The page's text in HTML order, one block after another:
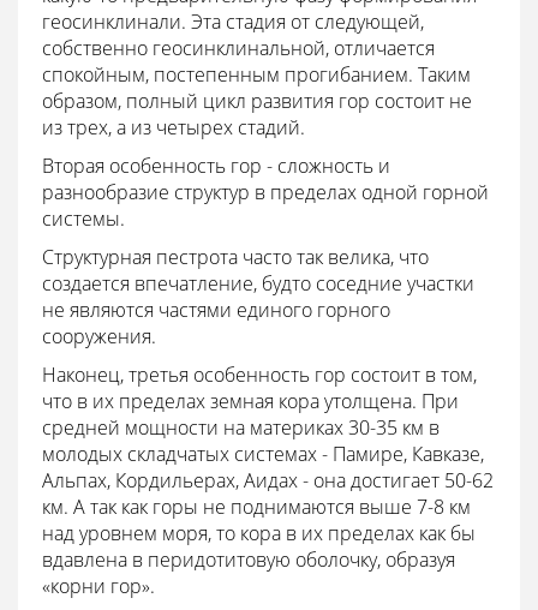
геосинклинали. Эта стадия от следующей,
собственно геосинклинальной, отличается
спокойным, постепенным прогибанием. Таким
образом, полный цикл развития гор состоит не
из трех, а из четырех стадий.
Вторая особенность гор - сложность и
разнообразие структур в пределах одной горной
системы.
Структурная пестрота часто так велика, что
создается впечатление, будто соседние участки
не являются частями единого горного
сооружения.
Наконец, третья особенность гор состоит в том,
что в их пределах земная кора утолщена. При
средней мощности на материках 30-35 км в
молодых складчатых системах - Памире, Кавказе,
Альпах, Кордильерах, Аидах - она достигает 50-62
км. А так как горы не поднимаются выше 7-8 км
над уровнем моря, то кора в их пределах как бы
вдавлена в перидотитовую оболочку, образуя
«корни гор».